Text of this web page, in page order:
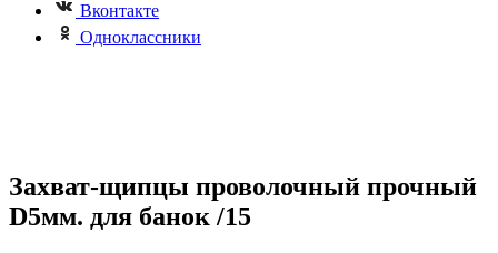
Вконтакте
Одноклассники
Захват-щипцы проволочный прочный
D5мм. для банок /15